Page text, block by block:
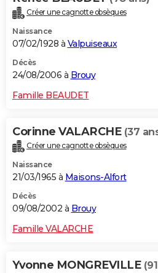
Créer une cagnotte obsèques
Naissance
07/02/1928 à Valpuiseaux
Décès
24/08/2006 à Brouy
Famille BEAUDET
Corinne VALARCHE (37
Créer une cagnotte obsèques
Naissance
21/03/1965 à Maisons-Alfort
Décès
09/08/2002 à Brouy
Famille VALARCHE
Yvonne MONGREVILLE